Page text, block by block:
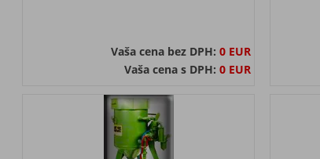
Vaša cena bez DPH: 0 EUR
Vaša cena s DPH: 0 EUR